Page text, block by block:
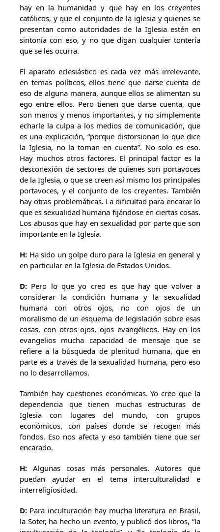
hay en la humanidad y que hay en los creyentes
católicos, y que el conjunto de la iglesia y quienes se
presentan como autoridades de la Iglesia estén en
sintonía con eso, y no que digan cualquier tontería
que se les ocurra.
El aparato eclesiástico es cada vez más irrelevante,
en temas políticos, ellos tiene que darse cuenta de
eso de alguna manera, aunque ellos se alimentan su
ego entre ellos. Pero tienen que darse cuenta, que
son menos y menos importantes, y no simplemente
echarle la culpa a los medios de comunicación, que
es una explicación, “porque distorsionan lo que dice
la Iglesia, no la toman en cuenta”. No solo es eso.
Hay muchos otros factores. El principal factor es la
desconexión de sectores de quienes son portavoces
de la Iglesia, o que se creen así mismo los principales
portavoces, y el conjunto de los creyentes. También
hay otras problemáticas. La dificultad para encarar lo
que es sexualidad humana fijándose en ciertas cosas.
Los abusos que hay en sexualidad por parte que son
importante en la Iglesia.
H: Ha sido un golpe duro para la Iglesia en general y
en particular en la Iglesia de Estados Unidos.
D: Pero lo que yo creo es que hay que volver a
considerar la condición humana y la sexualidad
humana con otros ojos, no con ojos de un
moralismo de un esquema de legislación sobre esas
cosas, con otros ojos, ojos evangélicos. Hay en los
evangelios mucha capacidad de mensaje que se
refiere a la búsqueda de plenitud humana, que en
parte es a través de la sexualidad humana, pero eso
no lo desarrollamos.
También hay cuestiones económicas. Yo creo que la
dependencia que tienen muchas estructuras de
Iglesia con lugares del mundo, con grupos
económicos, con países donde se recogen más
fondos. Eso nos afecta y eso también tiene que ser
encarado.
H: Algunas cosas más personales. Autores que
puedan ayudar en el tema interculturalidad e
interreligiosidad.
D: Para inculturación hay mucha literatura en Brasil,
la Soter, ha hecho un evento, y publicó dos libros, “la